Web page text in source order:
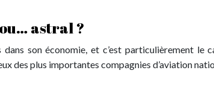
astral ?
son économie, et c’est particulièrement
des plus importantes compagnies d’aviation